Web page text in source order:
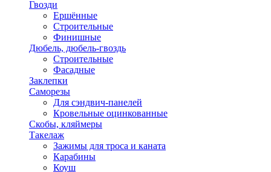
Гвозди
Ершённые
Строительные
Финишные
Дюбель, дюбель-гвоздь
Строительные
Фасадные
Заклепки
Саморезы
Для сэндвич-панелей
Кровельные оцинкованные
Скобы, кляймеры
Такелаж
Зажимы для троса и каната
Карабины
Коуш